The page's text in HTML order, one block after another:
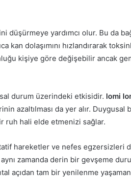
yardımcı olur. Bu da
kan dolaşımını hızlandırarak
kişiye göre değişebilir ancak
durum üzerindeki etkisidir. lomi
azaltılması da yer alır. Duygusal
ruh hali elde etmenizi sağlar.
hareketler ve nefes egzersizleri
zamanda derin bir gevşeme
açıdan tam bir yenilenme